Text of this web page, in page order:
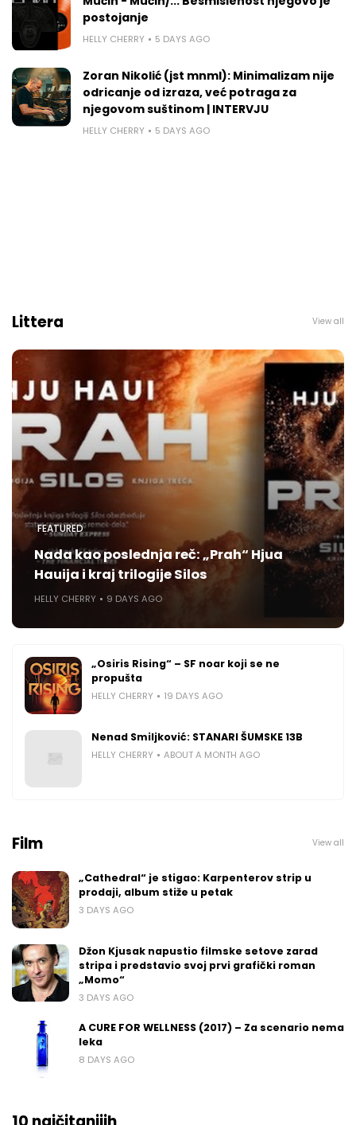
postojanje
HELLY CHERRY 5 DAYS AGO
Zoran Nikolić (jst mnml): Minimalizam nije
odricanje od izraza, već potraga za
njegovom suštinom | INTERVJU
HELLY CHERRY 5 DAYS AGO
Littera View all
FEATURED
Nada kao poslednja reč: „Prah“ Hjua
Hauija i kraj trilogije Silos
HELLY CHERRY 9 DAYS AGO
„Osiris Rising“ – SF noar koji se ne
propušta
HELLY CHERRY 19 DAYS AGO
Nenad Smiljković: STANARI ŠUMSKE 13B
HELLY CHERRY ABOUT A MONTH AGO
Film View all
„Cathedral“ je stigao: Karpenterov strip u
prodaji, album stiže u petak
3 DAYS AGO
Džon Kjusak napustio filmske setove zarad
stripa i predstavio svoj prvi grafički roman
„Momo“
3 DAYS AGO
A CURE FOR WELLNESS (2017) – Za scenario nema
leka
8 DAYS AGO